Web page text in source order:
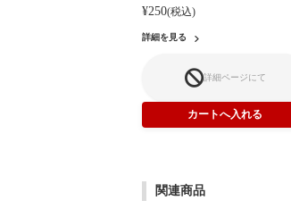
¥250(税込)
詳細を見る
詳細ページにて
関連商品